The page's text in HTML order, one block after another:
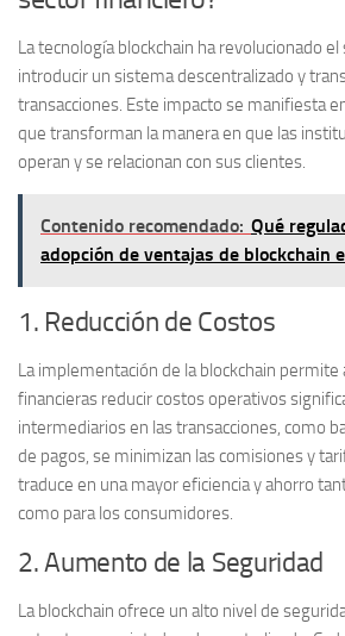
La tecnología blockchain ha revolucionado
introducir un sistema descentralizado y
transacciones. Este impacto se manifiesta
que transforman la manera en que las
operan y se relacionan con sus clientes.
Contenido recomendado: Qué
adopción de ventajas de blockchain
1. Reducción de Costos
La implementación de la blockchain permite
financieras reducir costos operativos
intermediarios en las transacciones, como
de pagos, se minimizan las comisiones y
traduce en una mayor eficiencia y ahorro
como para los consumidores.
2. Aumento de la Seguridad
La blockchain ofrece un alto nivel de